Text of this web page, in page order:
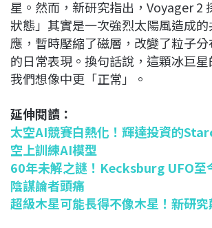
星。然而，新研究指出，Voyager 2
狀態」其實是一次強烈太陽風造成
應，暫時壓縮了磁層，改變了粒子
的日常表現。換句話說，這顆冰巨
我們想像中更「正常」。
延伸閱讀：
太空AI競賽白熱化！輝達投資的
空上訓練AI模型
60年未解之謎！Kecksburg UFO至
陰謀論者頭痛
超級木星可能長得不像木星！新研